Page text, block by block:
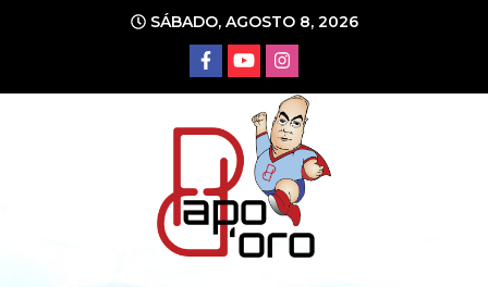
conteúdo
SÁBADO, AGOSTO 8, 2026